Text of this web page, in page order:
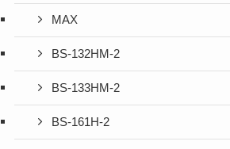
MAX
BS-132HM-2
BS-133HM-2
BS-161H-2